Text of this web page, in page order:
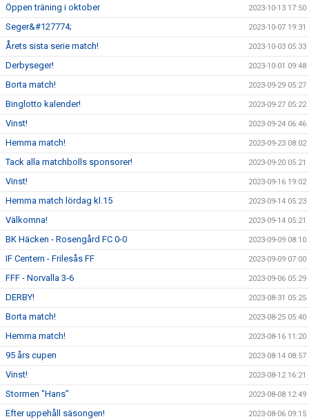
Öppen träning i oktober 2023-10-13 17:50
Seger&#127774; 2023-10-07 19:31
Årets sista serie match! 2023-10-03 05:33
Derbyseger! 2023-10-01 09:48
Borta match! 2023-09-29 05:27
Binglotto kalender! 2023-09-27 05:22
Vinst! 2023-09-24 06:46
Hemma match! 2023-09-23 08:02
Tack alla matchbolls sponsorer! 2023-09-20 05:21
Vinst! 2023-09-16 19:02
Hemma match lördag kl.15 2023-09-14 05:23
Välkomna! 2023-09-14 05:21
BK Häcken - Rosengård FC 0-0 2023-09-09 08:10
IF Centern - Frilesås FF 2023-09-09 07:00
FFF - Norvalla 3-6 2023-09-06 05:29
DERBY! 2023-08-31 05:25
Borta match! 2023-08-25 05:40
Hemma match! 2023-08-16 11:20
95 års cupen 2023-08-14 08:57
Vinst! 2023-08-12 16:21
Stormen "Hans" 2023-08-08 12:49
Efter uppehåll säsongen! 2023-08-06 09:15